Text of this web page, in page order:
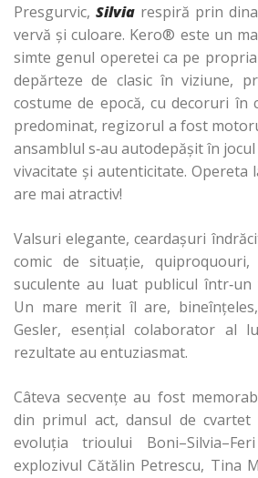
Presgurvic, Silvia respiră prin
vervă şi culoare. Kero® este un
simte genul operetei ca pe
depărteze de clasic în viziune,
costume de epocă, cu decoruri în
predominat, regizorul a fost
ansamblul s‑au autodepăşit în
vivacitate şi autenticitate. Opereta
are mai atractiv!
Valsuri elegante, ceardaşuri
comic de situaţie,
suculente au luat publicul
Un mare merit îl are,
Gesler, esenţial colaborator al
rezultate au entuziasmat.
Câteva secvenţe au fost
din primul act, dansul de
evoluţia trioului
explozivul Cătălin Petrescu, Tina